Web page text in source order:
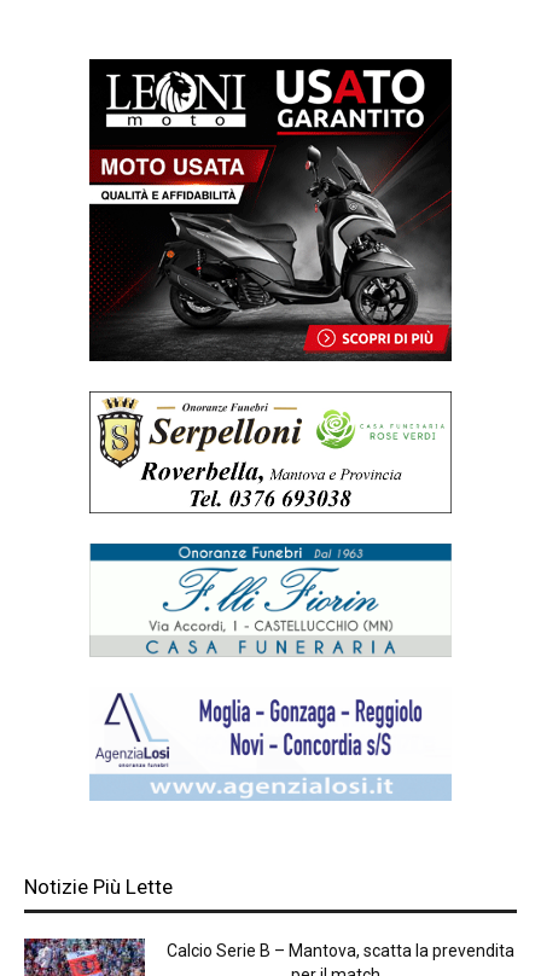
Notizie Più Lette
Calcio Serie B – Mantova, scatta la prevendita